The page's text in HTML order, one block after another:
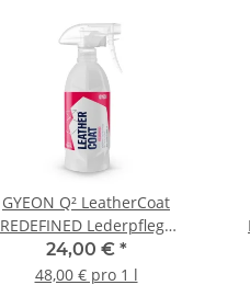
GYEON Q² LeatherCoat
REDEFINED Lederpflege
auf Keramik-Basis 500
ml
24,00 € *
48,00 € pro 1 l